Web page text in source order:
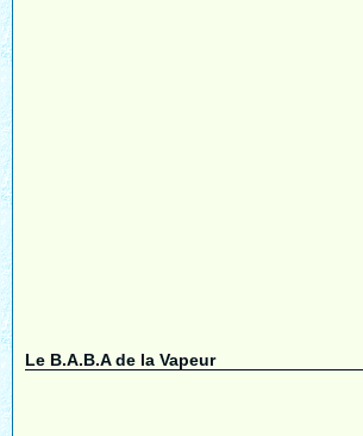
Le B.A.B.A de la Vapeur